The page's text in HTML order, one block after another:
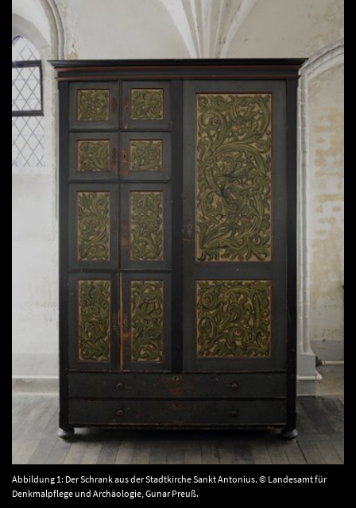
Abbildung 1: Der Schrank aus der Stadtkirche Sankt Antonius. © Landesamt für
Denkmalpflege und Archäologie, Gunar Preuß.